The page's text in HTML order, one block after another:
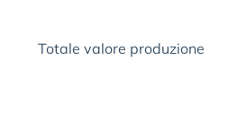
Totale valore produzione